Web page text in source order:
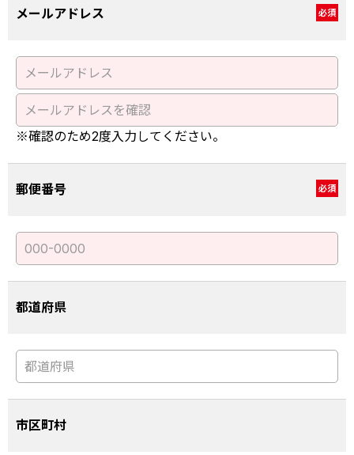
メールアドレス 必須
※確認のため2度入力してください。
郵便番号 必須
都道府県
市区町村